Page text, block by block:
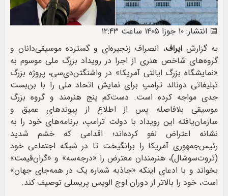
📅 انتشار: ۱۰ جوزا ۱۴۰۵ ساعت ۱۲:۴۳
به گزارش ایراف، انصراف زنجیره‌ای و گسترده موسیقی‌دانان و
گروه‌های شاخص هنری از اجرا در رویداد بزرگ ملی موسوم به
«نمایشگاه بزرگ ایالتی آمریکا» در واشنگتن‌دی‌سی، پروژه بزرگ
تبلیغاتی دونالد ترامپ برای نمایش اتحاد ملی را با بن‌بست
جدی مواجه کرده است. دست‌کم پنج هنرمند و گروه بزرگ
موسیقی بلافاصله پس از اطلاع از پیوندهای عمیق و
سازمان‌یافته این رویداد با دولت ترامپ، برنامه‌های خود را به
نشانه اعتراض لغو کرده‌اند؛ اقدامی که خشم شدید
رئیس‌جمهوری آمریکا را برانگیخت تا در شبکه اجتماعی خود
(تروت‌سوشال)، هنرمندان معترض را «درجه‌سه» و «گران‌قیمت»
بخواند و با ادعای اینکه «جاذبه شماره یک در همه‌جای جهان»
است، خود را بالاتر از دوران اوج الویس پریسلی توصیف کند.